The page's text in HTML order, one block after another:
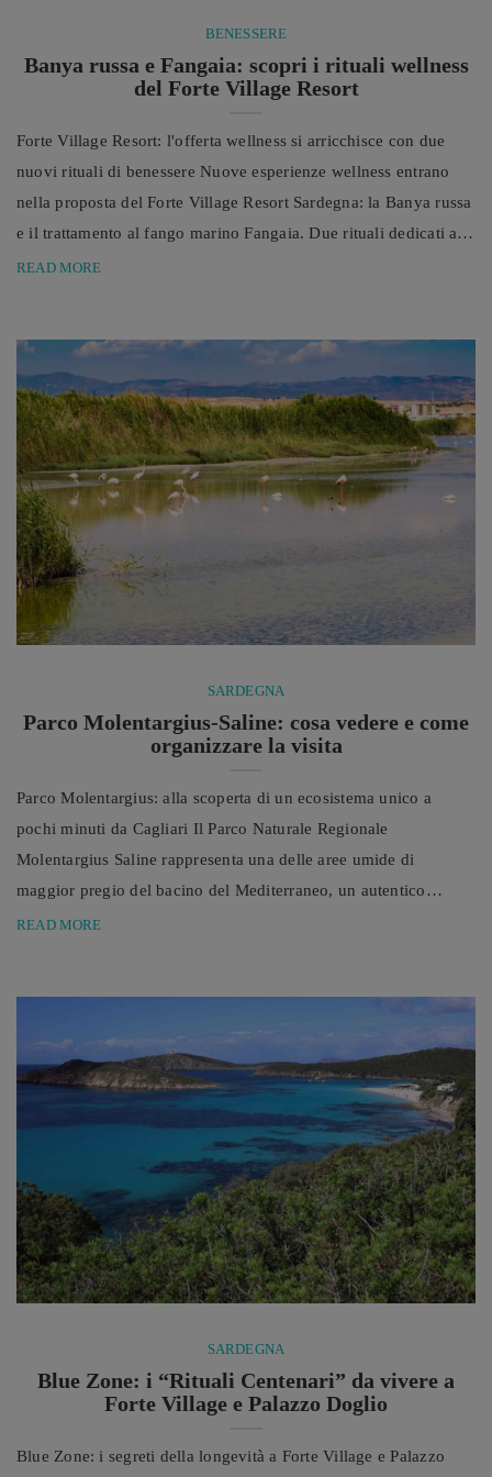
BENESSERE
Banya russa e Fangaia: scopri i rituali wellness
del Forte Village Resort
Forte Village Resort: l'offerta wellness si arricchisce con due
nuovi rituali di benessere Nuove esperienze wellness entrano
nella proposta del Forte Village Resort Sardegna: la Banya russa
e il trattamento al fango marino Fangaia. Due rituali dedicati alla
cura di mente e corpo che valorizzano la forza rigenerante del
assunto un significato ...
READ MORE
SARDEGNA
Parco Molentargius-Saline: cosa vedere e come
organizzare la visita
Parco Molentargius: alla scoperta di un ecosistema unico a
pochi minuti da Cagliari Il Parco Naturale Regionale
Molentargius Saline rappresenta una delle aree umide di
maggior pregio del bacino del Mediterraneo, un autentico
patrimonio naturalistico caratterizzato da ambienti unici e da
stagni in modo ...
READ MORE
SARDEGNA
Blue Zone: i “Rituali Centenari” da vivere a
Forte Village e Palazzo Doglio
Blue Zone: i segreti della longevità a Forte Village e Palazzo